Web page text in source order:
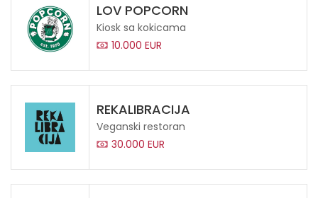
LOV POPCORN
Kiosk sa kokicama
10.000 EUR
REKALIBRACIJA
Veganski restoran
30.000 EUR